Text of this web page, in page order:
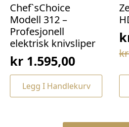
Chef`sChoice
Modell 312 –
Profesjonell
elektrisk knivsliper
kr 1.595,00
Legg I Handlekurv
kr